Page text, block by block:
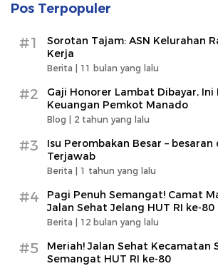
Pos Terpopuler
#1
Sorotan Tajam: ASN Kelurahan
Kerja
Berita | 11 bulan yang lalu
#2
Gaji Honorer Lambat Dibayar, Ini
Keuangan Pemkot Manado
Blog | 2 tahun yang lalu
#3
Isu Perombakan Besar – besaran
Terjawab
Berita | 1 tahun yang lalu
#4
Pagi Penuh Semangat! Camat
Jalan Sehat Jelang HUT RI ke-80
Berita | 12 bulan yang lalu
#5
Meriah! Jalan Sehat Kecamatan
Semangat HUT RI ke-80